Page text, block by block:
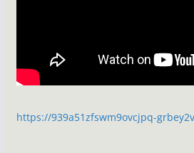
https://939a51zfswm9ovcjpq-